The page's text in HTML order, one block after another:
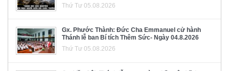
Thứ Tư 05.08.2026
Gx. Phước Thành: Đức Cha Emmanuel cử hành
Thánh lễ ban Bí tích Thêm Sức- Ngày 04.8.2026
Thứ Tư 05.08.2026